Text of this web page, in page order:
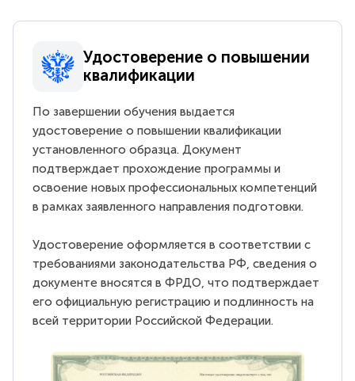
Удостоверение о повышении
квалификации
По завершении обучения выдается
удостоверение о повышении квалификации
установленного образца. Документ
подтверждает прохождение программы и
освоение новых профессиональных компетенций
в рамках заявленного направления подготовки.
Удостоверение оформляется в соответствии с
требованиями законодательства РФ, сведения о
документе вносятся в ФРДО, что подтверждает
его официальную регистрацию и подлинность на
всей территории Российской Федерации.